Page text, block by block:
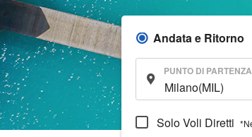
Andata e Ritorno
PUNTO DI PARTENZA
Solo Voli Diretti